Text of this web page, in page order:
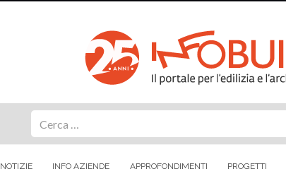
NOTIZIE INFO AZIENDE APPROFONDIMENTI PROGETTI